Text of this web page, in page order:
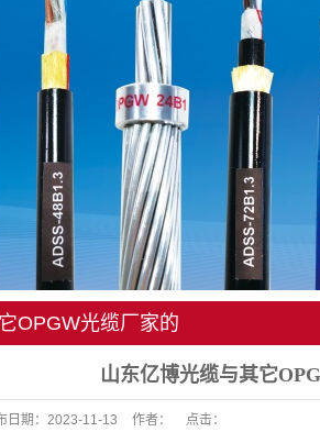
OPGW光缆厂家的
山东亿博光缆与其它
日期： 2023-11-13 作者： 点击：